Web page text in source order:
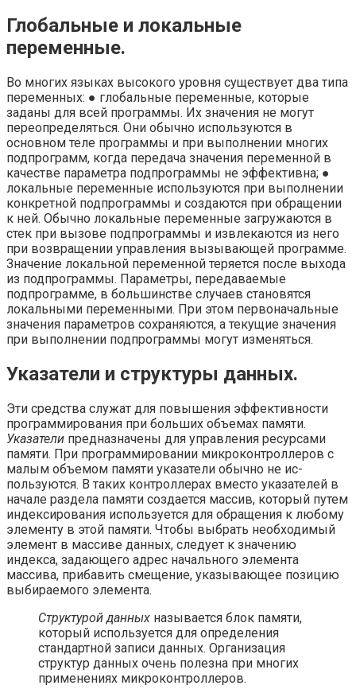
Глобальные и локальные
переменные.
Во многих языках высокого уровня существует два типа
переменных: ● глобальные переменные, которые
заданы для всей программы. Их значения не могут
переопределяться. Они обычно используются в
основном теле про­граммы и при выполнении многих
подпрограмм, когда передача значения пе­ременной в
качестве параметра подпрограммы не эффективна; ●
локальные переменные используются при выполнении
конкретной подпрог­раммы и создаются при обращении
к ней. Обычно локальные переменные загружаются в
стек при вызове подпрограммы и извлекаются из него
при возвращении управления вызывающей программе.
Значение локальной пере­менной теряется после выхода
из подпрограммы. Параметры, передаваемые
подпрограмме, в большинстве случаев становятся
локальными переменными. При этом первоначальные
значения параметров сохраняются, а текущие зна­чения
при выполнении подпрограммы могут изменяться.
Указатели и структуры данных.
Эти средства служат для повышения эффек­тивности
программирования при больших объемах памяти.
Указатели предназначены для управления ресурсами
памяти. При программи­ровании микроконтроллеров с
малым объемом памяти указатели обычно не ис­
пользуются. В таких контроллерах вместо указателей в
начале раздела памяти создается массив, который путем
индексирования используется для обращения к любому
элементу в этой памяти. Чтобы выбрать необходимый
элемент в массиве данных, следует к значению
индекса, задающего адрес начального элемента
массива, прибавить смещение, указывающее позицию
выбираемого элемента.
Структурой данных называется блок памяти,
который используется для опре­деления
стандартной записи данных. Организация
структур данных очень полез­на при многих
применениях микроконтроллеров.